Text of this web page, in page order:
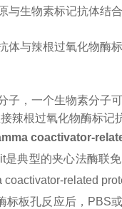
与生物素标记抗体
体与辣根过氧化物酶
子，一个生物素分
辣根过氧化物酶标记
coactivator-
典型的夹心法酶联
related
板孔反应后，PBS